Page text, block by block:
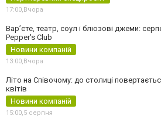
17:00, Вчора
Вар’єте, театр, соул і блюзові джеми:
Pepper's Club
Новини компаній
13:00, Вчора
Літо на Співочому: до столиці
квітів
Новини компаній
15:00, 5 серпня